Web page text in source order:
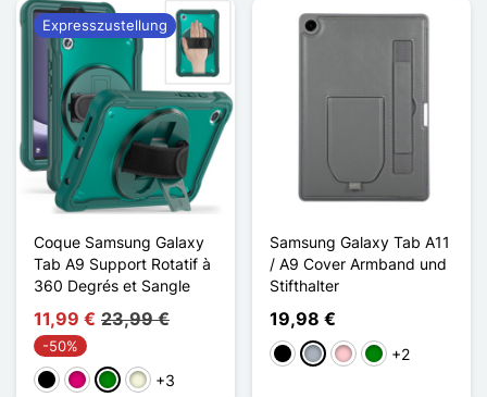
Coque Samsung Galaxy
Tab A9 Support Rotatif à
360 Degrés et Sangle
11,99 € 23,99 €
-50%
SchwarzMagenta
GrünBeige
+3
Expresszustellung
Samsung Galaxy Tab A11
/ A9 Cover Armband und
Stifthalter
19,98 €
Schwarz
GrauPinkGrün+2